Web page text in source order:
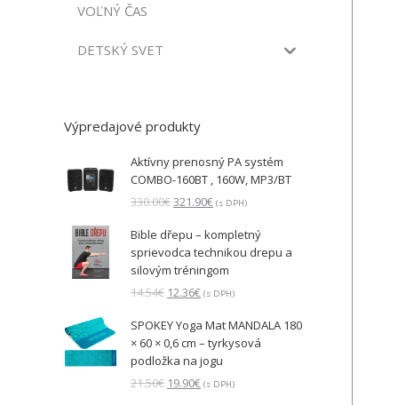
VOĽNÝ ČAS
DETSKÝ SVET
Výpredajové produkty
Aktívny prenosný PA systém
COMBO-160BT , 160W, MP3/BT
330.00€Pôvodná
bola:
330.00€.
321.90€Aktuálna
je:
321.90€.
(s DPH)
Bible dřepu – kompletný
sprievodca technikou drepu a
silovým tréningom
14.54€ Pôvodná
bola:
14.54€.
12.36€Aktuálna
je:
12.36€.
(s DPH)
SPOKEY Yoga Mat MANDALA 180
× 60 × 0,6 cm – tyrkysová
podložka na jogu
21.50€ Pôvodná
19.90€Aktuálna
(s DPH)